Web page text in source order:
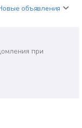
объявления
при